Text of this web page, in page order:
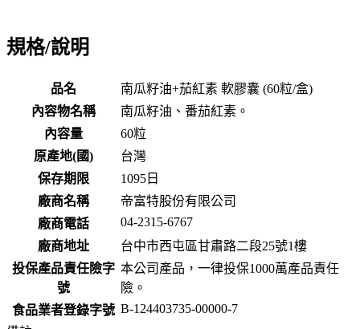
規格/說明
品名
南瓜籽油+茄紅素 軟膠囊 (60粒/盒)
內容物名稱
南瓜籽油、番茄紅素。
內容量
60粒
原產地(國)
台灣
保存期限
1095 日
廠商名稱
帝富特股份有限公司
廠商電話
04-2315-6767
廠商地址
台中市西屯區甘肅路二段25號1樓
投保產品責任險字
號
本公司產品，一律投保1000萬產品責任
險。
食品業者登錄字號 B-124403735-00000-7